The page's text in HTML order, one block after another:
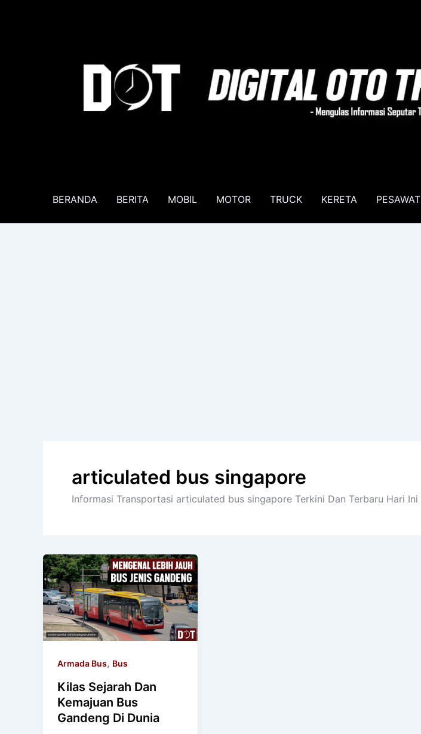
BERANDA BERITA MOBIL MOTOR TRUCK KERETA PESAWAT
articulated bus singapore
Informasi Transportasi articulated bus singapore Terkini Dan Terbaru Hari Ini
Armada Bus, Bus
Kilas Sejarah Dan
Kemajuan Bus
Gandeng Di Dunia